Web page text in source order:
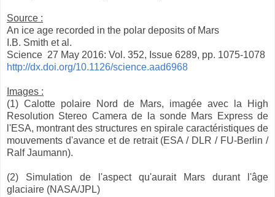
Source :
An ice age recorded in the polar deposits of Mars
I.B. Smith et al.
Science 27 May 2016: Vol. 352, Issue 6289, pp. 1075-1078
http://dx.doi.org/10.1126/science.aad6968
Images :
(1) Calotte polaire Nord de Mars, imagée avec la High
Resolution Stereo Camera de la sonde Mars Express de
l'ESA, montrant des structures en spirale caractéristiques de
mouvements d'avance et de retrait (ESA / DLR / FU-Berlin /
Ralf Jaumann).
(2) Simulation de l'aspect qu'aurait Mars durant l'âge
glaciaire (NASA/JPL)